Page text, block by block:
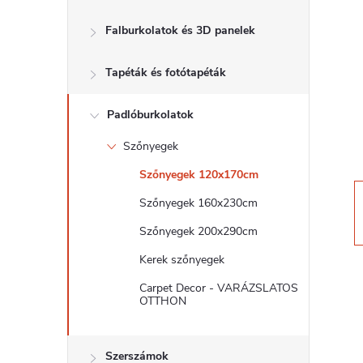
l
e
Falburkolatok és 3D panelek
Tapéták és fotótapéták
Padlóburkolatok
Szőnyegek
Szőnyegek 120x170cm
Szőnyegek 160x230cm
Szőnyegek 200x290cm
Kerek szőnyegek
Carpet Decor - VARÁZSLATOS
OTTHON
Szerszámok